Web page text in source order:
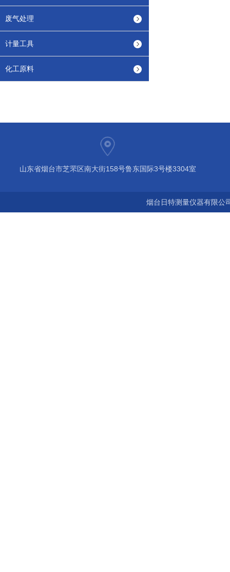
废气处理
计量工具
化工原料
山东省烟台市芝罘区南大街158号鲁东国际3号楼3304室
烟台日特测量仪器有限